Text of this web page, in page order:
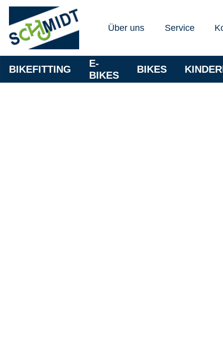
Über uns Service
BIKEFITTING
E-
BIKES
BIKES